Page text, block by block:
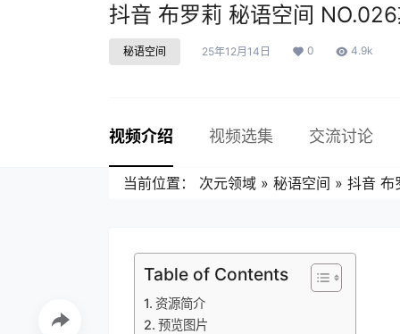
抖音 布罗莉 秘语空间
秘语空间 25年12月14日 0 4.9k
视频介绍 视频选集 交流讨论
当前位置： 次元领域 » 秘语空间 » 抖音 布
Table of Contents
资源简介
预览图片